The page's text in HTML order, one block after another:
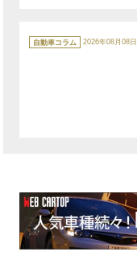
テ
ゴ
自動車コラム 2026年08月08日